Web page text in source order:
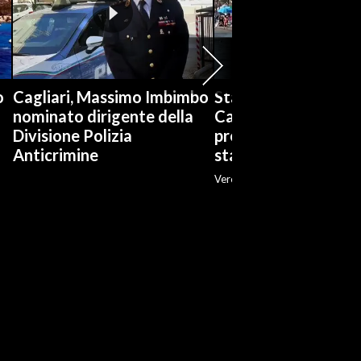
Cagliari, Massimo Imbimbo
nominato dirigente della
Divisione Polizia
Anticrimine
Stabilimenti
Cagliari è boom di
prenotazioni:
stagione»
Veronica Fadda